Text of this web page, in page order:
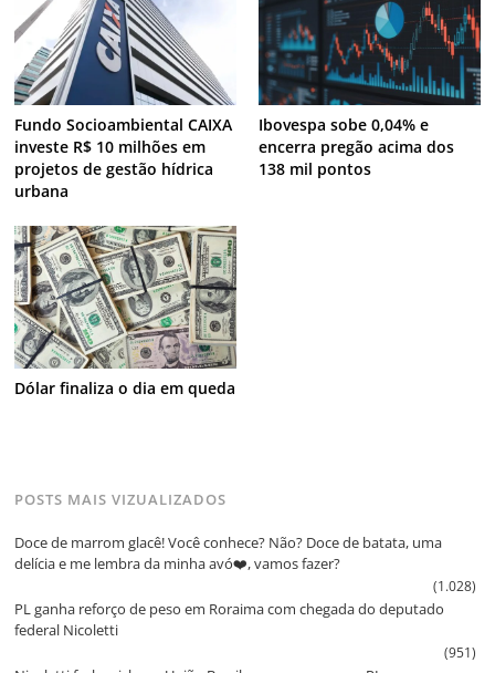
Fundo Socioambiental CAIXA
investe R$ 10 milhões em
projetos de gestão hídrica
urbana
Ibovespa sobe 0,04% e
encerra pregão acima dos
138 mil pontos
Dólar finaliza o dia em queda
POSTS MAIS VIZUALIZADOS
Doce de marrom glacê! Você conhece? Não? Doce de batata, uma
delícia e me lembra da minha avó❤️, vamos fazer?
(1.028)
PL ganha reforço de peso em Roraima com chegada do deputado
federal Nicoletti
(951)